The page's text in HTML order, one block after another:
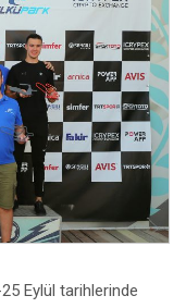
Eylül tarihlerinde